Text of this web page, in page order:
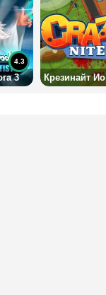
3
4.3
Крезинайт Ио